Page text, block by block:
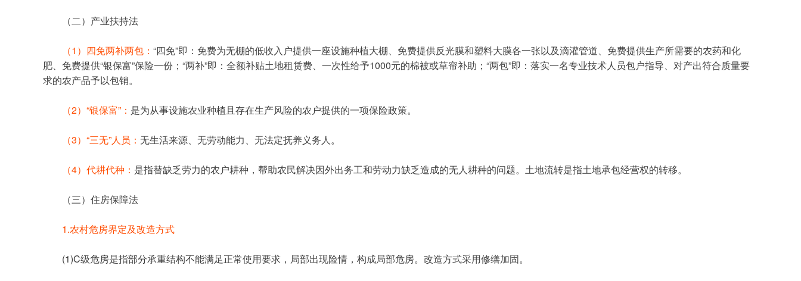
	（二）产业扶持法
（1）四免两补两包： “四免”即：免费为无棚的低收入户提供一座设施种植大棚、免费提供反光膜和塑料大膜各一张以及滴灌管道、免费提供生产所需要的农药和化
肥、免费提供“银保富”保险一份；“两补”即：全额补贴土地租赁费、一次性给予1000元的棉被或草帘补助；“两包”即：落实一名专业技术人员包户指导、对产出符合质量要
求的农产品予以包销。
（2）“银保富”： 是为从事设施农业种植且存在生产风险的农户提供的一项保险政策。
（3）“三无”人员： 无生活来源、无劳动能力、无法定抚养义务人。
（4）代耕代种： 是指替缺乏劳力的农户耕种，帮助农民解决因外出务工和劳动力缺乏造成的无人耕种的问题。土地流转是指土地承包经营权的转移。
	（三）住房保障法
1.农村危房界定及改造方式
	(1)C级危房是指部分承重结构不能满足正常使用要求，局部出现险情，构成局部危房。改造方式采用修缮加固。